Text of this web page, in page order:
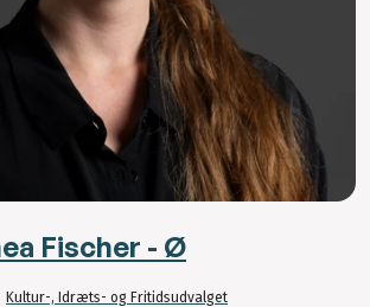
Fischer - Ø
Kultur-, Idræts- og Fritidsudvalget